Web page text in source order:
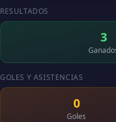
RESULTADOS
3
GOLES Y ASISTENCIAS
0
Goles